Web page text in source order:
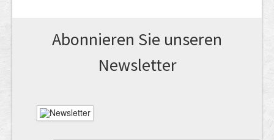
Abonnieren Sie unseren
News­letter